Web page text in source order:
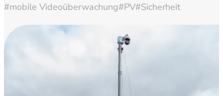
#mobile Videoüberwachung#PV#Sicherheit